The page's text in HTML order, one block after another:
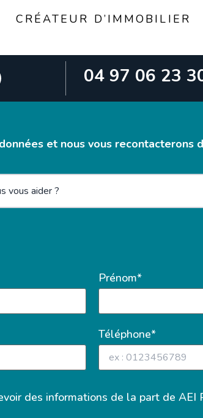
CRÉATEUR D’IMMOBILIER
04 97 06 23
et nous vous recontacterons
Prénom*
Téléphone*
des informations de la part de AEI